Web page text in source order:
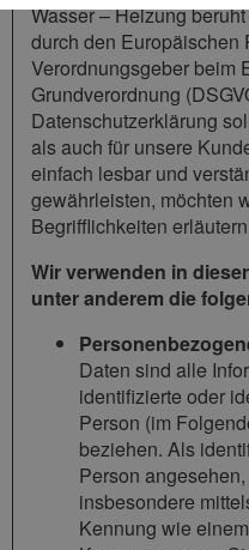
Wasser – Heizung
durch den Europäischen
Verordnungsgeber beim
Grundverordnung
Datenschutzerklärung
als auch für unsere
einfach lesbar und
gewährleisten, möchten
Begrifflichkeiten
Wir verwenden in
unter anderem die
Daten sind alle
identifizierte oder
Person (im
beziehen. Als
Person
insbesondere
Kennung wie